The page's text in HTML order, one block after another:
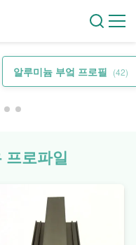
알루미늄 부엌 프로필 (42)
프로파일